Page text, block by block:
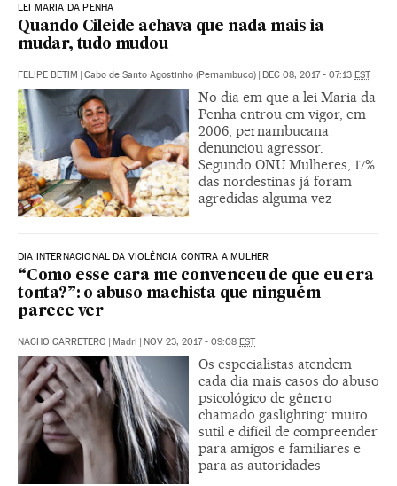
LEI MARIA DA PENHA
Quando Cileide achava que nada mais ia
mudar, tudo mudou
FELIPE BETIM | Cabo de Santo Agostinho (Pernambuco) | DEC 08, 2017 - 07:13 EST
No dia em que a lei Maria da
Penha entrou em vigor, em
2006, pernambucana
denunciou agressor.
Segundo ONU Mulheres, 17%
das nordestinas já foram
agredidas alguma vez
DIA INTERNACIONAL DA VIOLÊNCIA CONTRA A MULHER
“Como esse cara me convenceu de que eu era
tonta?”: o abuso machista que ninguém
parece ver
NACHO CARRETERO | Madri | NOV 23, 2017 - 09:08 EST
Os especialistas atendem
cada dia mais casos do abuso
psicológico de gênero
chamado gaslighting: muito
sutil e difícil de compreender
para amigos e familiares e
para as autoridades